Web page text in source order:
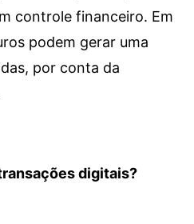
controle financeiro. Em
podem gerar uma
por conta da
digitais?